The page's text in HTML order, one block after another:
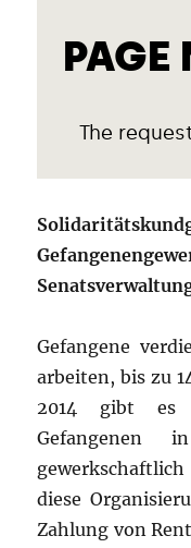
Gefangene
arbeiten, bis zu
2014 gibt es
Gefangenen
diese
Zahlung von